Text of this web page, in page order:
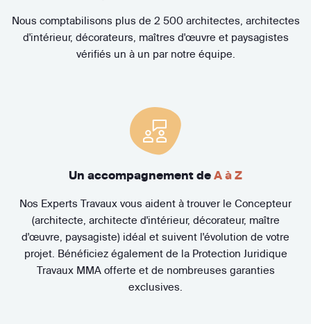
Nous comptabilisons plus de 2 500 architectes, architectes
d'intérieur, décorateurs, maîtres d'œuvre et paysagistes
vérifiés un à un par notre équipe.
Un accompagnement de A à Z
Nos Experts Travaux vous aident à trouver le Concepteur
(architecte, architecte d'intérieur, décorateur, maître
d'œuvre, paysagiste) idéal et suivent l'évolution de votre
projet. Bénéficiez également de la Protection Juridique
Travaux MMA offerte et de nombreuses garanties
exclusives.